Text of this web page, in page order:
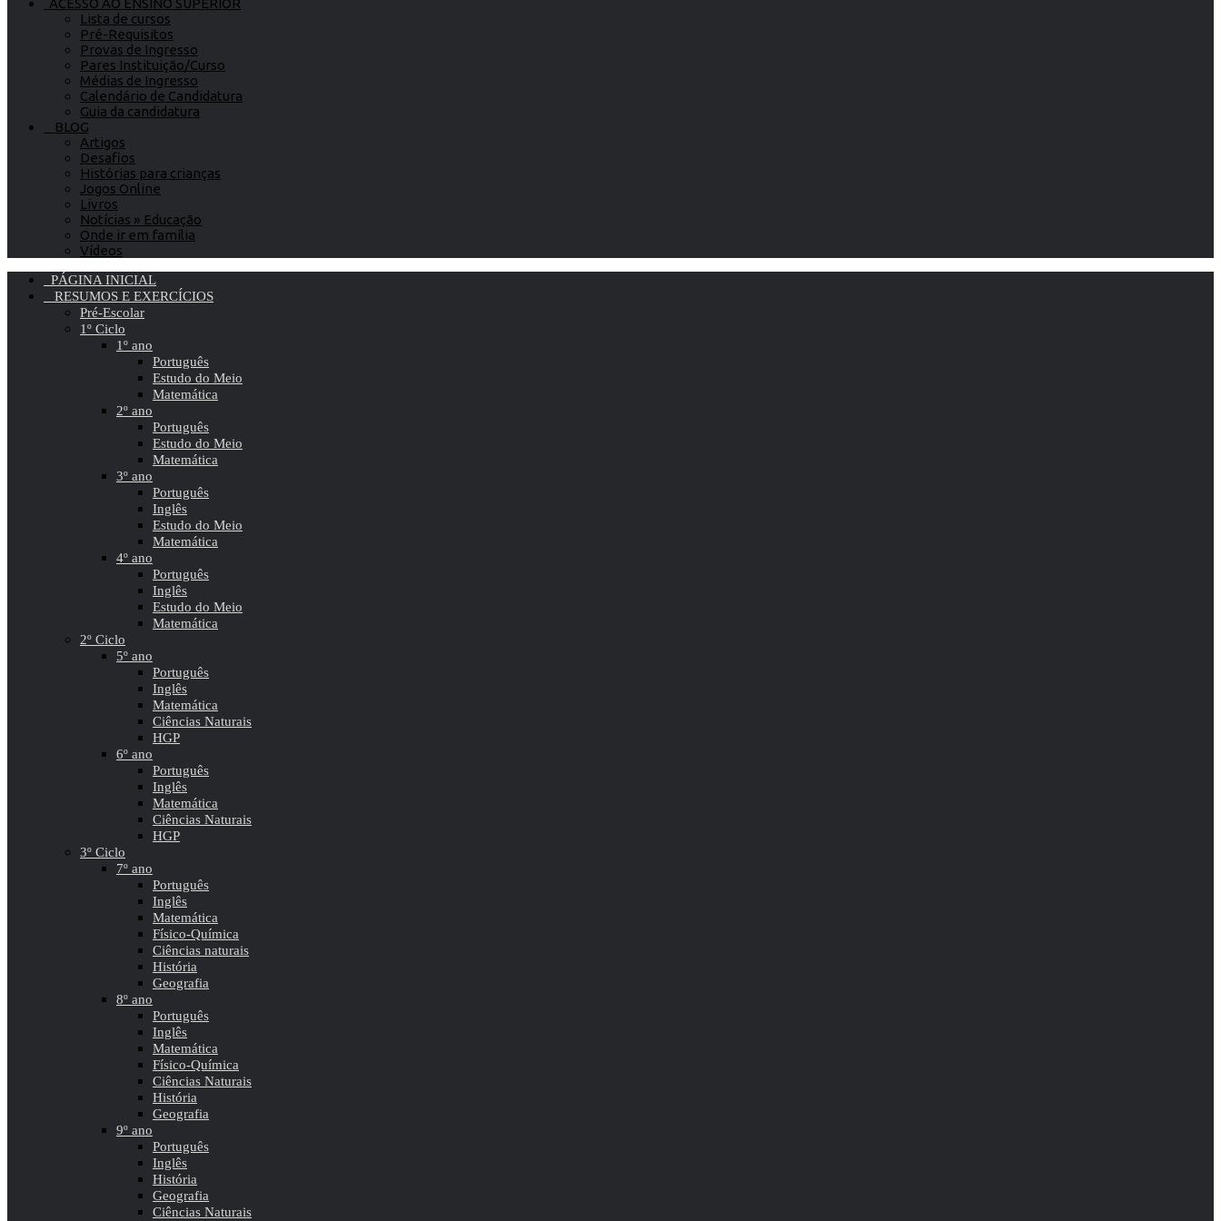
ACESSO AO ENSINO SUPERIOR
Lista de cursos
Pré-Requisitos
Provas de Ingresso
Pares Instituição/Curso
Médias de Ingresso
Calendário de Candidatura
Guia da candidatura
BLOG
Artigos
Desafios
Histórias para crianças
Jogos Online
Livros
Notícias » Educação
Onde ir em família
Vídeos
PÁGINA INICIAL
RESUMOS E EXERCÍCIOS
Pré-Escolar
1º Ciclo
1º ano
Português
Estudo do Meio
Matemática
2º ano
Português
Estudo do Meio
Matemática
3º ano
Português
Inglês
Estudo do Meio
Matemática
4º ano
Português
Inglês
Estudo do Meio
Matemática
2º Ciclo
5º ano
Português
Inglês
Matemática
Ciências Naturais
HGP
6º ano
Português
Inglês
Matemática
Ciências Naturais
HGP
3º Ciclo
7º ano
Português
Inglês
Matemática
Físico-Química
Ciências naturais
História
Geografia
8º ano
Português
Inglês
Matemática
Físico-Química
Ciências Naturais
História
Geografia
9º ano
Português
Inglês
História
Geografia
Ciências Naturais